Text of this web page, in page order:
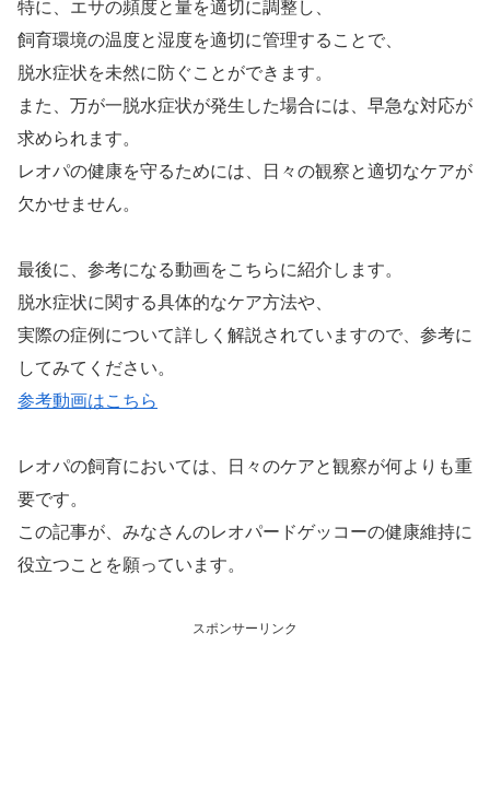
特に、エサの頻度と量を適切に調整し、
飼育環境の温度と湿度を適切に管理することで、
脱水症状を未然に防ぐことができます。
また、万が一脱水症状が発生した場合には、早急な対応が
求められます。
レオパの健康を守るためには、日々の観察と適切なケアが
欠かせません。
最後に、参考になる動画をこちらに紹介します。
脱水症状に関する具体的なケア方法や、
実際の症例について詳しく解説されていますので、参考に
してみてください。
参考動画はこちら
レオパの飼育においては、日々のケアと観察が何よりも重
要です。
この記事が、みなさんのレオパードゲッコーの健康維持に
役立つことを願っています。
スポンサーリンク